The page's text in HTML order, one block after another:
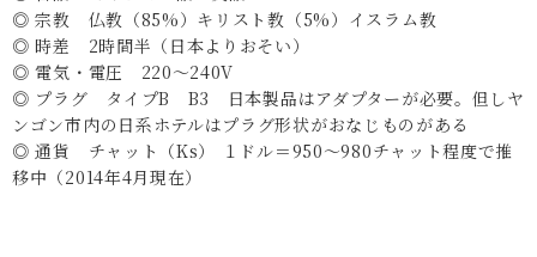
◎ 宗教 仏教（85%）キリスト教（5%）イスラム教
◎ 時差 2時間半（日本よりおそい）
◎ 電気・電圧 220～240V
◎ プラグ タイプB B3 日本製品はアダプターが必要。但しヤ
ンゴン市内の日系ホテルはプラグ形状がおなじものがある
◎ 通貨 チャット（Ks） １ドル＝950～980チャット程度で推
移中（2014年4月現在）